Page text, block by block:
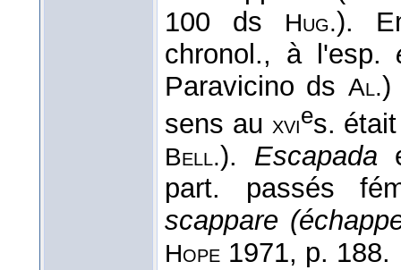
100 ds Hug.).
chronol., à l'esp.
Paravicino ds Al.)
sens au xvies.
Bell.). Escapada
part. passés
scappare
Hope 1971, p. 188.